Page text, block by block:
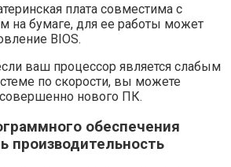
плата совместима с
на бумаге, для ее работы может
BIOS.
ваш процессор является слабым
по скорости, вы можете
нового ПК.
обеспечения
производительность